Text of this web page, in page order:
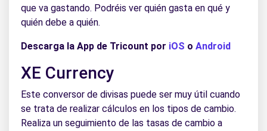
que va gastando. Podréis ver quién gasta en qué y
quién debe a quién.
Descarga la App de Tricount por iOS o Android
XE Currency
Este conversor de divisas puede ser muy útil cuando
se trata de realizar cálculos en los tipos de cambio.
Realiza un seguimiento de las tasas de cambio a